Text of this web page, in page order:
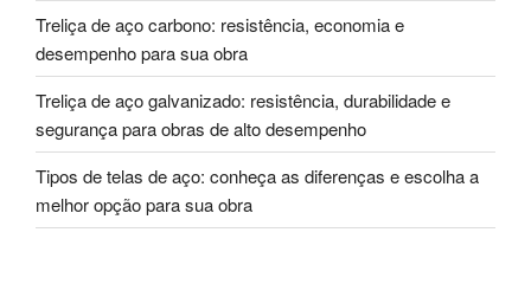
Treliça de aço carbono: resistência, economia e
desempenho para sua obra
Treliça de aço galvanizado: resistência, durabilidade e
segurança para obras de alto desempenho
Tipos de telas de aço: conheça as diferenças e escolha a
melhor opção para sua obra